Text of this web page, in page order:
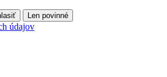
Len povinné
údajov